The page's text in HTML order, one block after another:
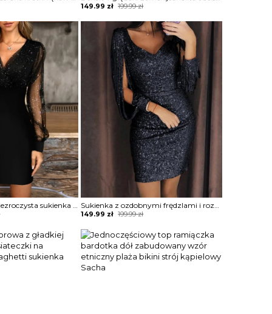
199.99zł
Original
was:
199.99 zł.
149.99 zł
Current
is:
149.99 zł.
Błyszcząca półprzezroczysta sukienka z siateczki Estefania Sukienka z ozdobnymi frędzlami i rozcięciem na rękawach Tavia
199.99zł
Original
was:
199.99 zł.
149.99 zł
Current
is:
149.99 zł.